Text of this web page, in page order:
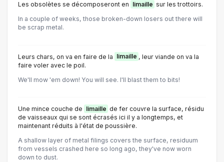
Les obsolètes se décomposeront en limaille sur les trottoirs.
In a couple of weeks, those broken-down losers out there will
be scrap metal.
Leurs chars, on va en faire de la limaille , leur viande on va la
faire voler avec le poil.
We'll mow 'em down! You will see. I'll blast them to bits!
Une mince couche de limaille de fer couvre la surface, résidu
de vaisseaux qui se sont écrasés ici il y a longtemps, et
maintenant réduits à l'état de poussière.
A shallow layer of metal filings covers the surface, residuum
from vessels crashed here so long ago, they've now worn
down to dust.